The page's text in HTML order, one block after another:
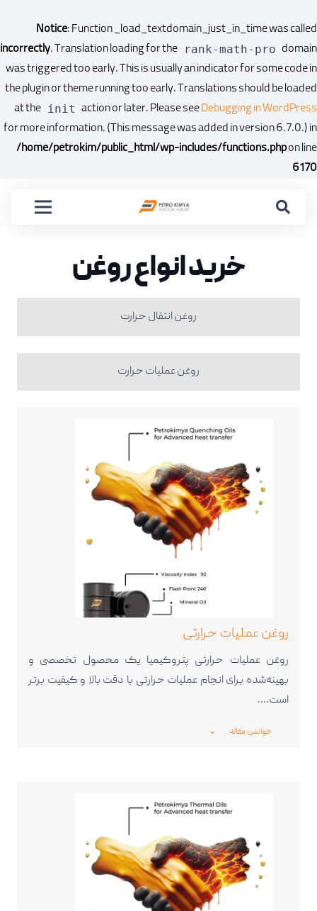
Notice: Function _load_textdomain_just_in_time was called
incorrectly. Translation loading for the rank-math-pro domain
was triggered too early. This is usually an indicator for some code in
the plugin or theme running too early. Translations should be loaded
at the init action or later. Please seeDebugging in WordPress
for more information. (This message was added in version 6.7.0.) in
/home/petrokim/public_html/wp-includes/functions.phpon line
6170
خرید انواع روغن
روغن انتقال حرارت
روغن عمليات حرارت
روغن عملیات حرارتی
روغن عملیات حرارتی پتروکیمیا یک محصول تخصصی و
بهینه‌شده برای انجام عملیات حرارتی با دقت بالا و کیفیت برتر
است.…
خواندن مقاله _expand_more_